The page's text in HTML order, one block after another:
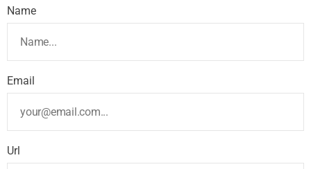
Name
Email
Url